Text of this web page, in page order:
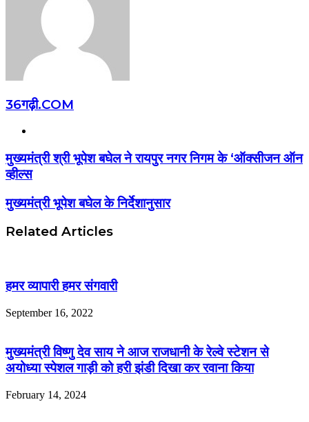
36गढ़ी.COM
मुख्यमंत्री श्री भूपेश बघेल ने रायपुर नगर निगम के ‘ऑक्सीजन ऑन
व्हील्स
मुख्यमंत्री भूपेश बघेल के निर्देशानुसार
Related Articles
हमर व्यापारी हमर संगवारी
September 16, 2022
मुख्यमंत्री विष्णु देव साय ने आज राजधानी के रेल्वे स्टेशन से
अयोध्या स्पेशल गाड़ी को हरी झंडी दिखा कर रवाना किया
February 14, 2024